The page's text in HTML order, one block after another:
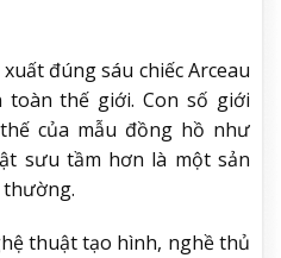
đúng sáu chiếc Arceau
toàn thế giới. Con số giới
của mẫu đồng hồ như
sưu tầm hơn là một sản
thuật tạo hình, nghề thủ